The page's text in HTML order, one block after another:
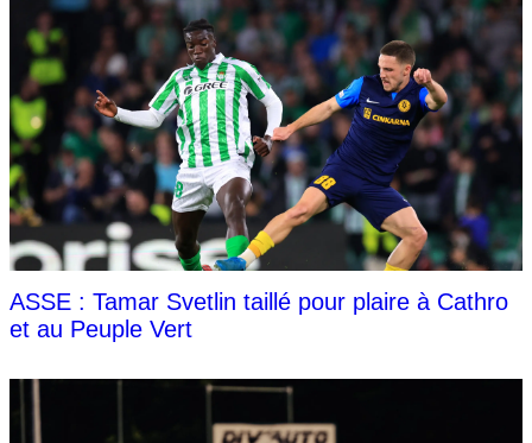
ASSE : Tamar Svetlin taillé pour plaire à Cathro
et au Peuple Vert